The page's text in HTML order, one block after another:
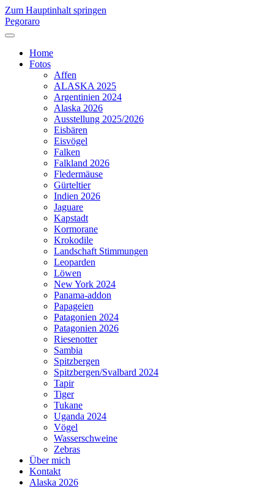
Zum Hauptinhalt springen
Pegoraro
Home
Fotos
Affen
ALASKA 2025
Argentinien 2024
Alaska 2026
Ausstellung 2025/2026
Eisbären
Eisvögel
Falken
Falkland 2026
Fledermäuse
Gürteltier
Indien 2026
Jaguare
Kapstadt
Kormorane
Krokodile
Landschaft Stimmungen
Leoparden
Löwen
New York 2024
Panama-addon
Papageien
Patagonien 2024
Patagonien 2026
Riesenotter
Sambia
Spitzbergen
Spitzbergen/Svalbard 2024
Tapir
Tiger
Tukane
Uganda 2024
Vögel
Wasserschweine
Zebras
Über mich
Kontakt
Alaska 2026